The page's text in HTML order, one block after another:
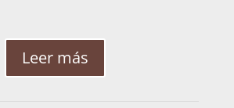
Leer más